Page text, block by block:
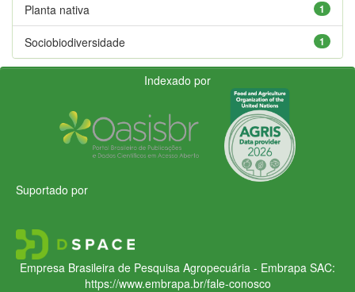
1
Planta nativa
1
Sociobiodiversidade
Indexado por
Suportado por
Empresa Brasileira de Pesquisa Agropecuária - Embrapa SAC:
https://www.embrapa.br/fale-conosco